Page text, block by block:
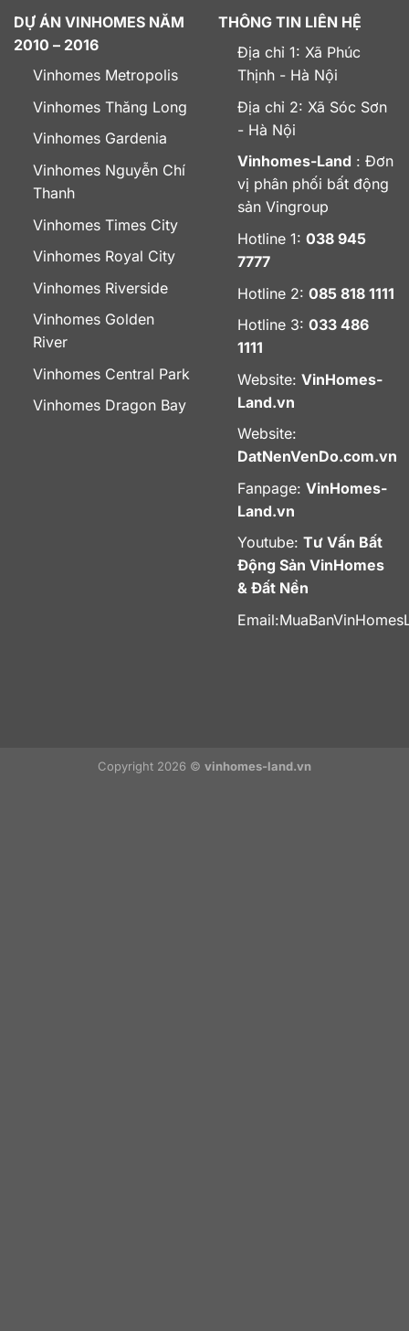
DỰ ÁN VINHOMES NĂM
2010 – 2016
Vinhomes Metropolis
Vinhomes Thăng Long
Vinhomes Gardenia
Vinhomes Nguyễn Chí
Thanh
Vinhomes Times City
Vinhomes Royal City
Vinhomes Riverside
Vinhomes Golden
River
Vinhomes Central Park
Vinhomes Dragon Bay
THÔNG TIN LIÊN HỆ
Địa chỉ 1: Xã Phúc
Thịnh - Hà Nội
Địa chỉ 2: Xã Sóc Sơn
- Hà Nội
Vinhomes-Land : Đơn
vị phân phối bất động
sản Vingroup
Hotline 1: 038 945
7777
Hotline 2: 085 818 1111
Hotline 3: 033 486
1111
Website: VinHomes-
Land.vn
Website:
DatNenVenDo.com.vn
Fanpage: VinHomes-
Land.vn
Youtube: Tư Vấn Bất
Động Sản VinHomes
& Đất Nền
Email:
Copyright 2026 © vinhomes-land.vn